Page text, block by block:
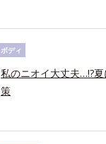
ボディ
私のニオイ大丈夫…!?
策